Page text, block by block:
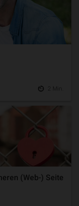
2 Min.
(Web-) Seite